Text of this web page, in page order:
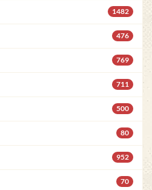
1482
476
769
711
500
80
952
70